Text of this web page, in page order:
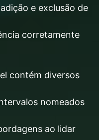
e exclusão de
corretamente
contém diversos
nomeados
ao lidar